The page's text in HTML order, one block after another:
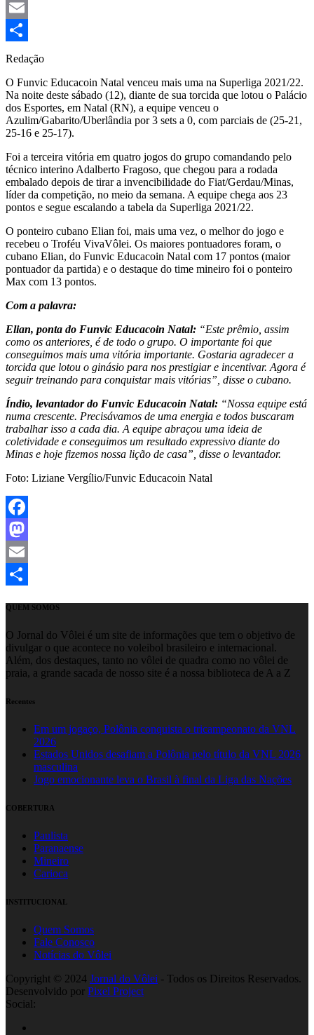
Mastodon
Email
Share
Redação
O Funvic Educacoin Natal venceu mais uma na Superliga 2021/22.
Na noite deste sábado (12), diante de sua torcida que lotou o Palácio
dos Esportes, em Natal (RN), a equipe venceu o
Azulim/Gabarito/Uberlândia por 3 sets a 0, com parciais de (25-21,
25-16 e 25-17).
Foi a terceira vitória em quatro jogos do grupo comandando pelo
técnico interino Adalberto Fragoso, que chegou para a rodada
embalado depois de tirar a invencibilidade do Fiat/Gerdau/Minas,
líder da competição, no meio da semana. A equipe chega aos 23
pontos e segue escalando a tabela da Superliga 2021/22.
O ponteiro cubano Elian foi, mais uma vez, o melhor do jogo e
recebeu o Troféu VivaVôlei. Os maiores pontuadores foram, o
cubano Elian, do Funvic Educacoin Natal com 17 pontos (maior
pontuador da partida) e o destaque do time mineiro foi o ponteiro
Max com 13 pontos.
Com a palavra:
Elian, ponta do Funvic Educacoin Natal: “Este prêmio, assim
como os anteriores, é de todo o grupo. O importante foi que
conseguimos mais uma vitória importante. Gostaria agradecer a
torcida que lotou o ginásio para nos prestigiar e incentivar. Agora é
seguir treinando para conquistar mais vitórias”, disse o cubano.
Índio, levantador do Funvic Educacoin Natal: “Nossa equipe está
numa crescente. Precisávamos de uma energia e todos buscaram
trabalhar isso a cada dia. A equipe abraçou uma ideia de
coletividade e conseguimos um resultado expressivo diante do
Minas e hoje fizemos nossa lição de casa”, disse o levantador.
Foto: Liziane Vergílio/Funvic Educacoin Natal
Facebook
Mastodon
Email
QUEM SOMOS
O Jornal do Vôlei é um site de informações que tem o objetivo de
divulgar o que acontece no voleibol brasileiro e internacional.
Além, dos destaques, tanto no vôlei de quadra como no vôlei de
praia, a grande sacada de nosso site é a nossa biblioteca de A a Z
Recentes
Em um jogaço, Polônia conquista o tricampeonato da VNL
2026
Estados Unidos desafiam a Polônia pelo título da VNL 2026
masculina
Jogo emocionante leva o Brasil à final da Liga das Nações
COBERTURA
Paulista
Paranaense
Mineiro
Carioca
INSTITUCIONAL
Quem Somos
Fale Conosco
Notícias do Vôlei
Copyright © 2024 Jornal do Vôlei - Todos os Direitos Reservados.
Desenvolvido por Pixel Project
Social: